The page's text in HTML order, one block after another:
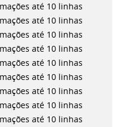
até 10 linhas
até 10 linhas
até 10 linhas
até 10 linhas
até 10 linhas
até 10 linhas
até 10 linhas
até 10 linhas
até 10 linhas